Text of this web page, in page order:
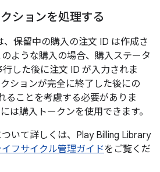
ションを処理する
、保留中の購入の注文 ID は作成さ
ような購入の場合、購入ステータ
行した後に注文 ID が入力されま
ションが完全に終了した後にの
ることを考慮する必要がありま
は購入トークンを使用できます。
いて詳しくは、Play Billing Library
フサイクル管理ガイドをご覧くだ